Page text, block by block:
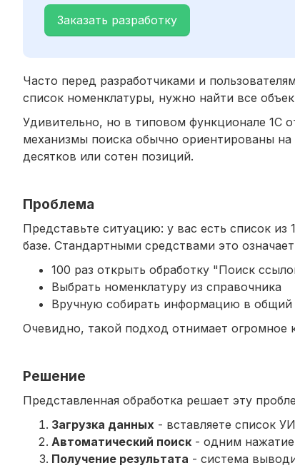
Заказать разработку
Часто перед разработчиками и
список номенклатуры, нужно найти все
Удивительно, но в типовом функционале 1С
механизмы поиска обычно ориентированы
десятков или сотен позиций.
Проблема
Представьте ситуацию: у вас есть список
базе. Стандартными средствами это
100 раз открыть обработку "Поиск
Выбрать номенклатуру из справочника
Вручную собирать информацию в общий
Очевидно, такой подход отнимает огромное
Решение
Представленная обработка решает эту
Загрузка данных - вставляете список
Автоматический поиск - одним
Получение результата - система